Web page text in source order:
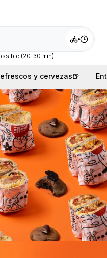
(20-30 min)
y cervezas🍺